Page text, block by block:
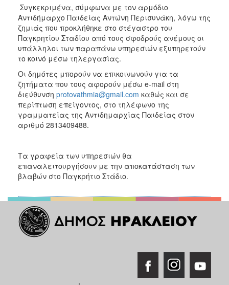
2012
2011
2010
2006
ΤΟΠΟΣ
ΑΝΘΕΚΤΙΚΗ
ΠΟΛΗ
Συγκεκριμένα, σύμφωνα με τον αρμόδιο
Αντιδήμαρχο Παιδείας Αντώνη Περισυνάκη, λόγω της
ζημιάς που προκλήθηκε στο στέγαστρο του
Παγκρητίου Σταδίου από τους σφοδρούς ανέμους οι
υπάλληλοι των παραπάνω υπηρεσιών εξυπηρετούν
το κοινό μέσω τηλεργασίας.
Οι δημότες μπορούν να επικοινωνούν για τα
ζητήματα που τους αφορούν μέσω e-mail στη
διεύθυνση protovathmia@gmail.com καθώς και σε
περίπτωση επείγοντος, στο τηλέφωνο της
γραμματείας της Αντιδημαρχίας Παιδείας στον
αριθμό 2813409488.
Τα γραφεία των υπηρεσιών θα
επαναλειτουργήσουν με την αποκατάσταση των
βλαβών στο Παγκρήτιο Στάδιο.